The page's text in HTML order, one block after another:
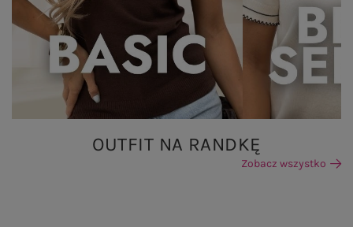
OUTFIT NA RANDKĘ
Zobacz wszystko